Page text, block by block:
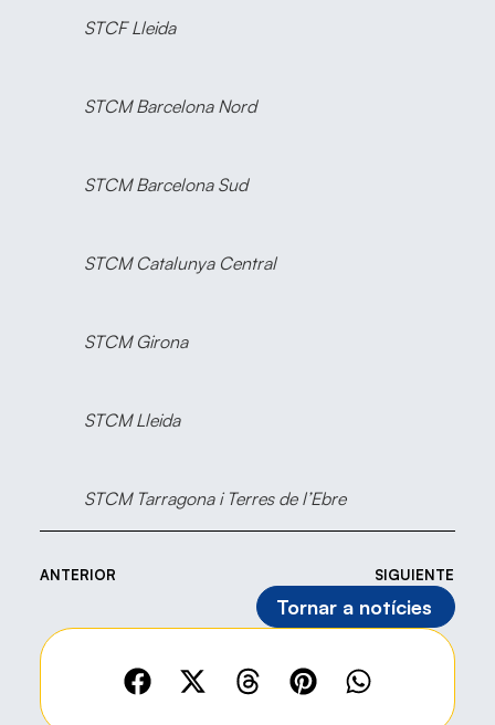
STCF Lleida
STCM Barcelona Nord
STCM Barcelona Sud
STCM Catalunya Central
STCM Girona
STCM Lleida
STCM Tarragona i Terres de l’Ebre
ANTERIOR SIGUIENTE
Tornar a notícies